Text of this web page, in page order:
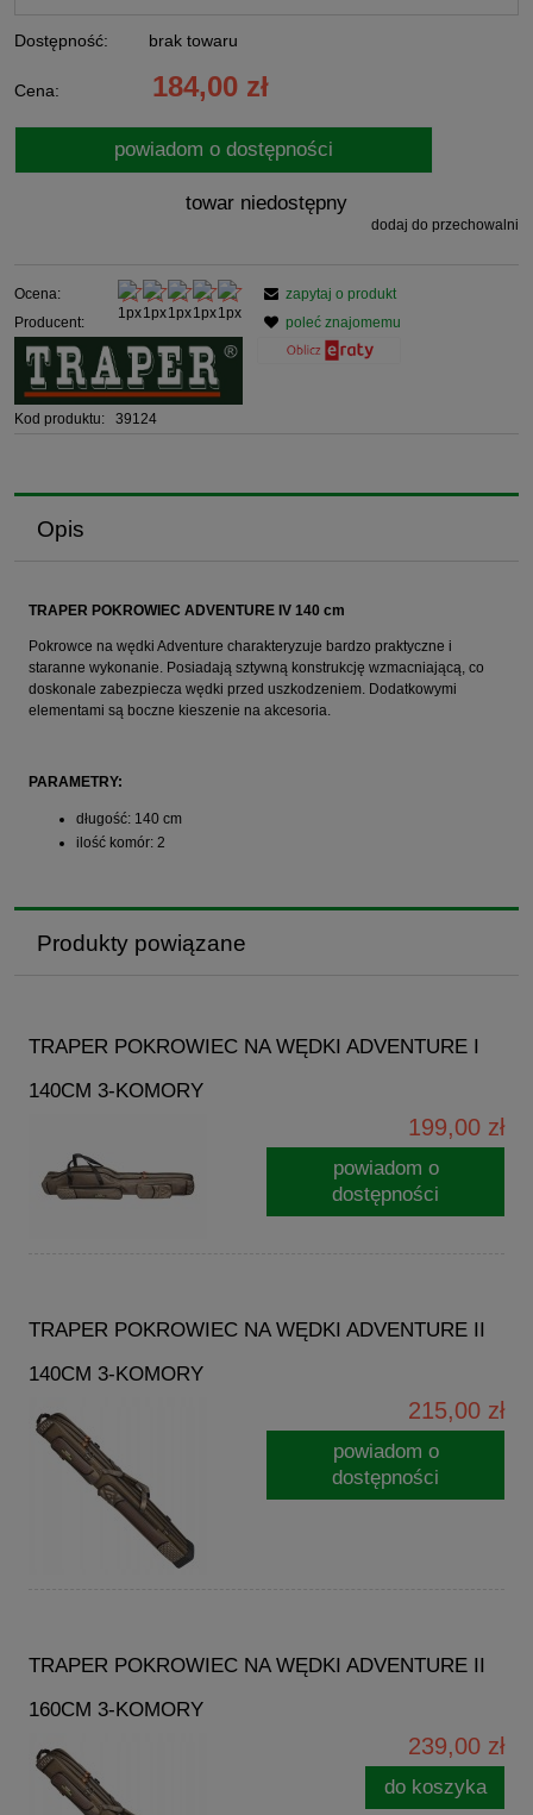
Dostępność: brak towaru
Cena: 184,00 zł
powiadom o dostępności
towar niedostępny
dodaj do przechowalni
Ocena:
Producent:
Kod produktu: 39124
zapytaj o produkt
poleć znajomemu
Opis
TRAPER POKROWIEC ADVENTURE IV 140 cm
Pokrowce na wędki Adventure charakteryzuje bardzo praktyczne i
staranne wykonanie. Posiadają sztywną konstrukcję wzmacniającą, co
doskonale zabezpiecza wędki przed uszkodzeniem. Dodatkowymi
elementami są boczne kieszenie na akcesoria.
PARAMETRY:
długość: 140 cm
ilość komór: 2
Produkty powiązane
TRAPER POKROWIEC NA WĘDKI ADVENTURE I
140CM 3-KOMORY
199,00 zł
powiadom o
dostępności
TRAPER POKROWIEC NA WĘDKI ADVENTURE II
140CM 3-KOMORY
215,00 zł
powiadom o
dostępności
TRAPER POKROWIEC NA WĘDKI ADVENTURE II
160CM 3-KOMORY
239,00 zł
do koszyka